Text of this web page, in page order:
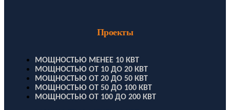
Проекты
МОЩНОСТЬЮ МЕНЕЕ 10 КВТ
МОЩНОСТЬЮ ОТ 10 ДО 20 КВТ
МОЩНОСТЬЮ ОТ 20 ДО 50 КВТ
МОЩНОСТЬЮ ОТ 50 ДО 100 КВТ
МОЩНОСТЬЮ ОТ 100 ДО 200 КВТ